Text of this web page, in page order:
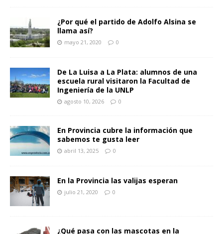
¿Por qué el partido de Adolfo Alsina se
llama así?
mayo 21, 2020 0
De La Luisa a La Plata: alumnos de una
escuela rural visitaron la Facultad de
Ingeniería de la UNLP
agosto 10, 2026 0
En Provincia cubre la información que
sabemos te gusta leer
abril 13, 2025 0
En la Provincia las valijas esperan
julio 21, 2020 0
¿Qué pasa con las mascotas en la